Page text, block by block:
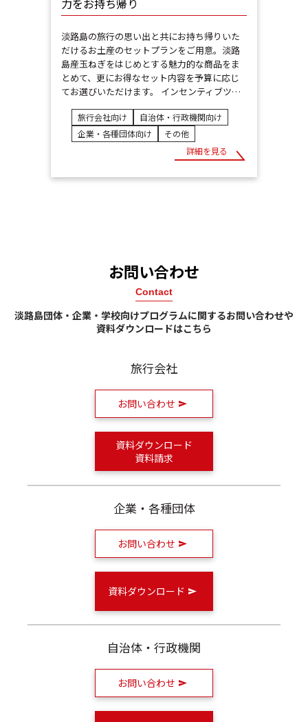
力をお持ち帰り
淡路島の旅行の思い出と共にお持ち帰りいた
だけるお土産のセットプランをご用意。淡路
島産玉ねぎをはじめとする魅力的な商品をま
とめて、更にお得なセット内容を予算に応じ
てお選びいただけます。 インセンティブツ…
旅行会社向け
自治体・行政機関向け
企業・各種団体向け
その他
詳細を見る
お問い合わせ
Contact
淡路島団体・企業・学校向けプログラムに関するお問い合わせや
資料ダウンロードはこちら
旅行会社
お問い合わせ
資料ダウンロード
資料請求
企業・各種団体
お問い合わせ
資料ダウンロード
自治体・行政機関
お問い合わせ